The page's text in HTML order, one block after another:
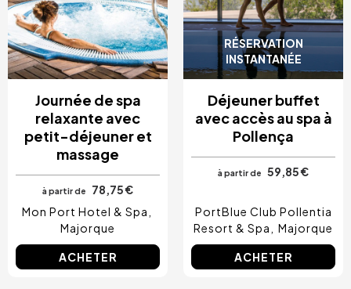
Journée de spa
relaxante avec
petit-déjeuner et
massage
à partir de
78,75 €
Mon Port Hotel & Spa
Majorque
ACHETER
RÉSERVATION
INSTANTANÉE
Déjeuner buffet
avec accès au spa à
Pollença
à partir de 59,85 €
PortBlue Club Pollentia
Resort & Spa
Majorque
ACHETER